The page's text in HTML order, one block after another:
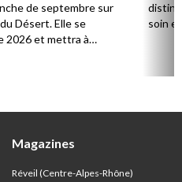
de septembre sur
Désert. Elle se
2026 et mettra à
soin
Magazines
Réveil (Centre-Alpes-Rhône)